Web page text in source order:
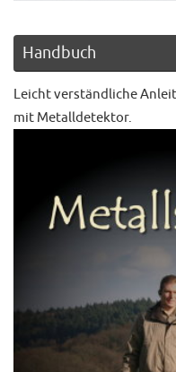
Handbuch
Leicht verständliche
mit Metalldetektor.